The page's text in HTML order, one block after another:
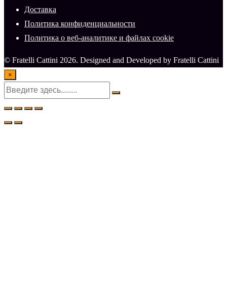
Доставка
Политика конфиденциальности
Политика о веб-аналитике и файлах cookie
© Fratelli Cattini 2026. Designed and Developed by Fratelli Cattini
×